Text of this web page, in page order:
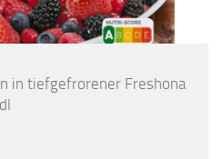
in tiefgefrorener Freshona